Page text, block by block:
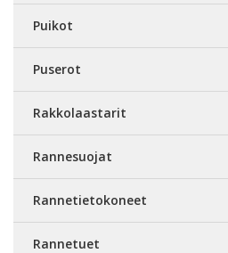
Puikot
Puserot
Rakkolaastarit
Rannesuojat
Rannetietokoneet
Rannetuet